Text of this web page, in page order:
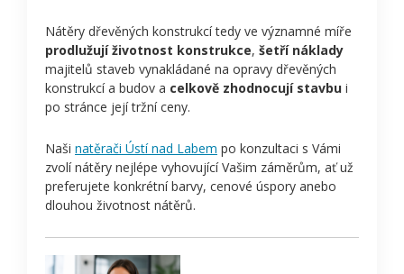
Nátěry dřevěných konstrukcí tedy ve významné míře
prodlužují životnost konstrukce, šetří náklady
majitelů staveb vynakládané na opravy dřevěných
konstrukcí a budov a celkově zhodnocují stavbu i
po stránce její tržní ceny.
Naši natěrači Ústí nad Labem po konzultaci s Vámi
zvolí nátěry nejlépe vyhovující Vašim záměrům, ať už
preferujete konkrétní barvy, cenové úspory anebo
dlouhou životnost nátěrů.